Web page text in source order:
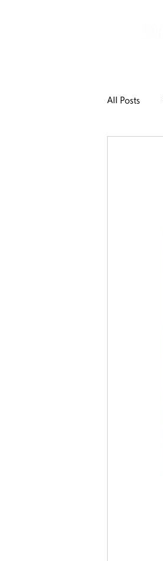
All Posts